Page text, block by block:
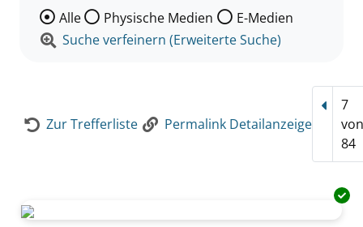
Wählen Sie die Medienart nach der Sie suchen wollen.
Alle Physische Medien
E-Medien
Suche verfeinern (Erweiterte Suche)
Zur Trefferliste Permalink Detailanzeige
7
84